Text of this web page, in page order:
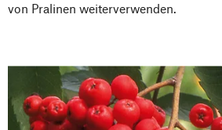
von Pralinen weiterverwenden.